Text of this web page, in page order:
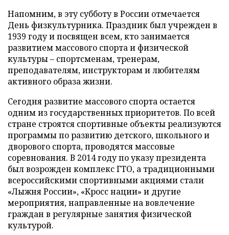
Напомним, в эту субботу в России отмечается
День физкультурника. Праздник был учрежден в
1939 году и посвящен всем, кто занимается
развитием массового спорта и физической
культуры – спортсменам, тренерам,
преподавателям, инструкторам и любителям
активного образа жизни.
Сегодня развитие массового спорта остается
одним из государственных приоритетов. По всей
стране строятся спортивные объекты реализуются
программы по развитию детского, школьного и
дворового спорта, проводятся массовые
соревнования. В 2014 году по указу президента
был возрожден комплекс ГТО, а традиционными
всероссийскими спортивными акциями стали
«Лыжня России», «Кросс нации» и другие
мероприятия, направленные на вовлечение
граждан в регулярные занятия физической
культурой.